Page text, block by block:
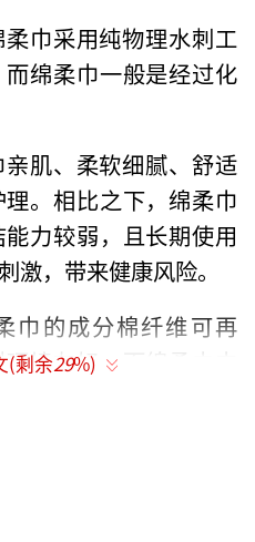
巾采用纯物理水刺工
绵柔巾一般是经过化
肌、柔软细腻、舒适
。相比之下，绵柔巾
力较弱，且长期使用
激，带来健康风险。
巾的成分棉纤维可再
境友好。而绵柔巾中
(剩余29%)